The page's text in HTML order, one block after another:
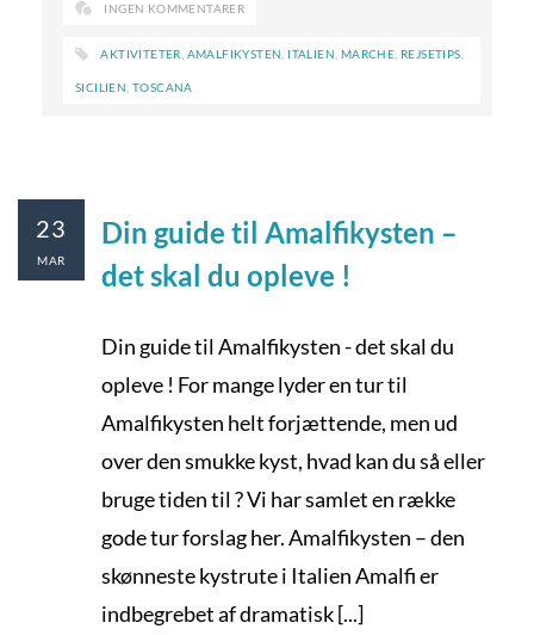
INGEN KOMMENTARER
AKTIVITETER AMALFIKYSTEN ITALIEN MARCHE REJSETIPS
SICILIEN ,TOSCANA
Din guide til Amalfikysten –
det skal du opleve !
Din guide til Amalfikysten - det skal du
opleve ! For mange lyder en tur til
Amalfikysten helt forjættende, men ud
over den smukke kyst, hvad kan du så eller
bruge tiden til ? Vi har samlet en række
gode tur forslag her. Amalfikysten – den
skønneste kystrute i Italien Amalfi er
indbegrebet af dramatisk [...]
23
MAR